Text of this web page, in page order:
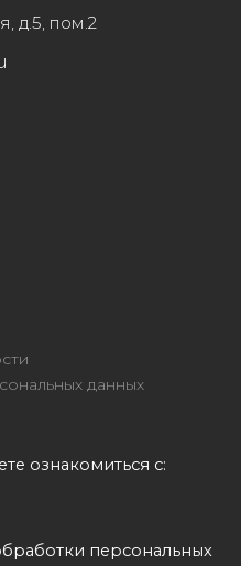
данных
ознакомиться с:
персональных
д.5, пом.2